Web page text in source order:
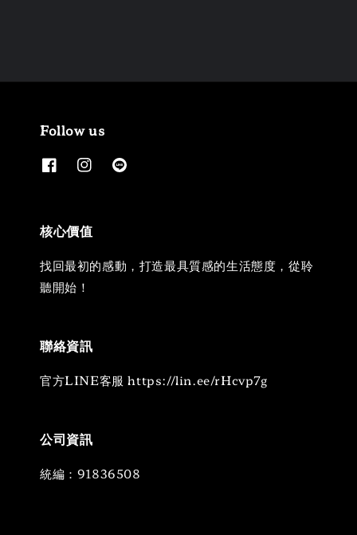
Follow us
核心價值
找回最初的感動，打造最具質感的生活態度，從聆
聽開始！
聯絡資訊
官方LINE客服 https://lin.ee/rHcvp7g
公司資訊
統編：91836508